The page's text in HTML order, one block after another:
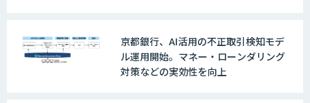
京都銀行、AI活用の不正取引検知モデ
ル運用開始。マネー・ローンダリング
対策などの実効性を向上